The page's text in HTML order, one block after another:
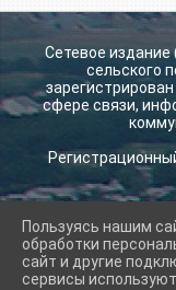
Сетевое
сельского
сфере связи,
2026 г.
Вход
Карта сайта
Пользуясь нашим
обработки
сайт и другие
сервисы используют